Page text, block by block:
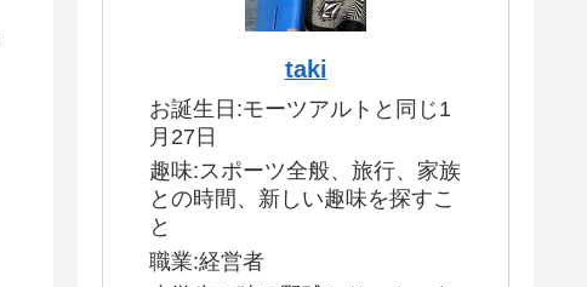
taki
お誕生日:モーツアルトと同じ1
月27日
趣味:スポーツ全般、旅行、家族
との時間、新しい趣味を探すこ
と
職業:経営者